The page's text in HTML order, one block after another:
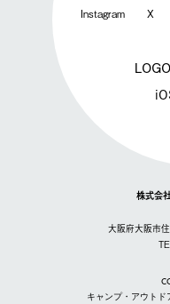
Instagram X
株式会
大阪府大阪市
キャンプ・アウトド